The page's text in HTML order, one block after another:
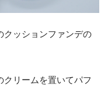
クッションファンデの
クリームを置いてパフ